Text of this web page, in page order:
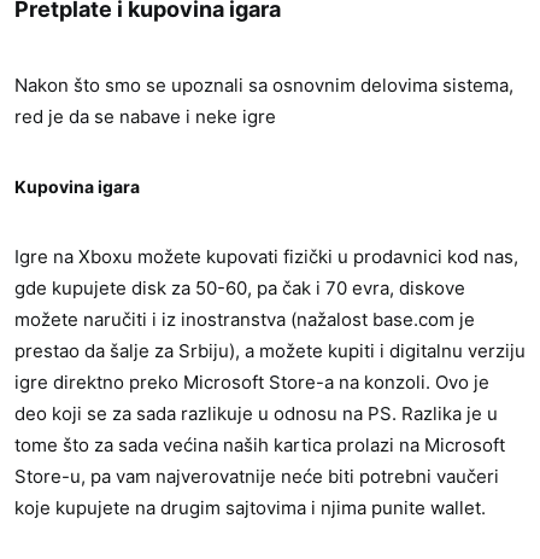
a
Pretplate i kupovina igara​
Nakon što smo se upoznali sa osnovnim delovima sistema,
red je da se nabave i neke igre
Kupovina igara​
Igre na Xboxu možete kupovati fizički u prodavnici kod nas,
gde kupujete disk za 50-60, pa čak i 70 evra, diskove
možete naručiti i iz inostranstva (nažalost base.com je
prestao da šalje za Srbiju), a možete kupiti i digitalnu verziju
igre direktno preko Microsoft Store-a na konzoli. Ovo je
deo koji se za sada razlikuje u odnosu na PS. Razlika je u
tome što za sada većina naših kartica prolazi na Microsoft
Store-u, pa vam najverovatnije neće biti potrebni vaučeri
koje kupujete na drugim sajtovima i njima punite wallet.